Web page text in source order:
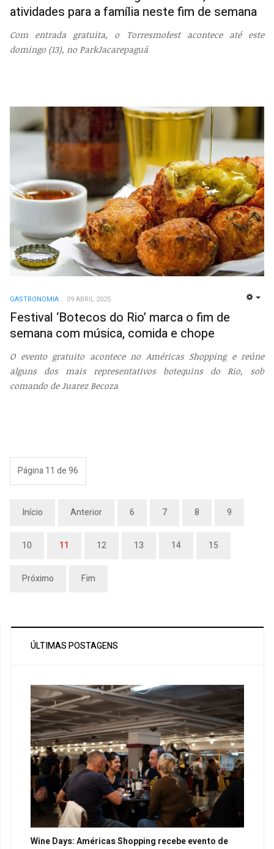
atividades para a família neste fim de semana
Com entrada gratuita, o Torresmofest acontece até este
domingo (13), no ParkJacarepaguá
GASTRONOMIA 09 ABRIL 2025
Festival ‘Botecos do Rio’ marca o fim de
semana com música, comida e chope
O evento gratuito acontece no Américas Shopping e reúne
alguns dos mais representativos botequins do Rio, sob
comando de Juarez Becoza
Página 11 de 96
Início Anterior 6 7 8 9
10 11 12 13 14 15
Próximo Fim
ÚLTIMAS POSTAGENS
Wine Days: Américas Shopping recebe evento de